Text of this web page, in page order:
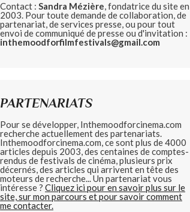
Contact : Sandra Mézière, fondatrice du site en
2003. Pour toute demande de collaboration, de
partenariat, de services presse, ou pour tout
envoi de communiqué de presse ou d'invitation :
inthemoodforfilmfestivals@gmail.com
PARTENARIATS
Pour se développer, Inthemoodforcinema.com
recherche actuellement des partenariats.
Inthemoodforcinema.com, ce sont plus de 4000
articles depuis 2003, des centaines de comptes-
rendus de festivals de cinéma, plusieurs prix
décernés, des articles qui arrivent en tête des
moteurs de recherche... Un partenariat vous
intéresse ? Cliquez ici pour en savoir plus sur le
site, sur mon parcours et pour savoir comment
me contacter.